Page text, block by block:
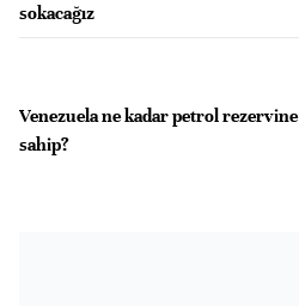
sokacağız
Venezuela ne kadar petrol rezervine
sahip?